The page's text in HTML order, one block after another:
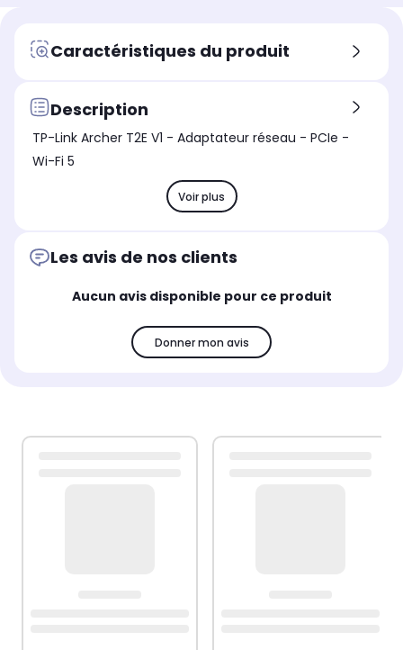
Caractéristiques du produit
Description
TP-Link Archer T2E V1 - Adaptateur réseau - PCIe -
Wi-Fi 5
Voir plus
Les avis de nos clients
Aucun avis disponible pour ce produit
Donner mon avis